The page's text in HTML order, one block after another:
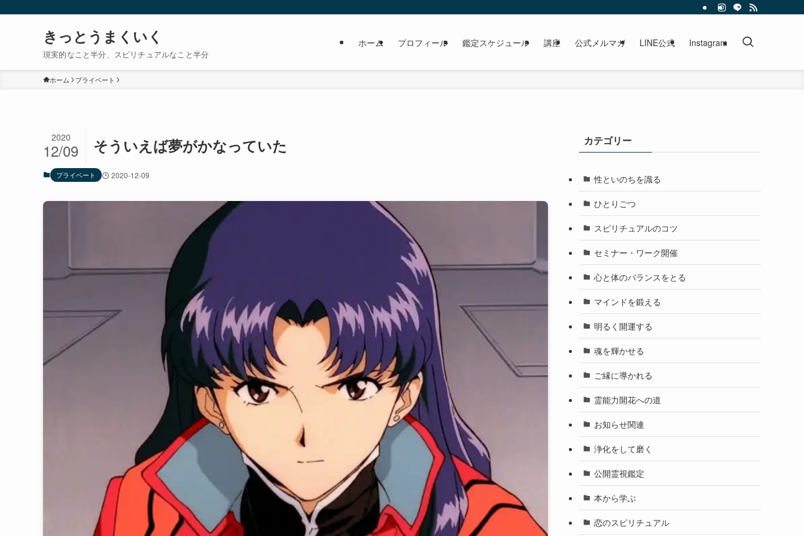
きっとうまくいく
現実的なこと半分、スピリチュアルなこと半分
ホーム プロフィール 鑑定スケジュール 講座 公式メルマガ LINE公式 Instagram
ホーム プライベート
そういえば夢がかなっていた
2020
12/09
プライベート 2020-12-09
カテゴリー
性といのちを識る
ひとりごつ
スピリチュアルのコツ
セミナー・ワーク開催
心と体のバランスをとる
マインドを鍛える
明るく開運する
魂を輝かせる
ご縁に導かれる
霊能力開花への道
お知らせ関連
浄化をして磨く
公開霊視鑑定
本から学ぶ
恋のスピリチュアル